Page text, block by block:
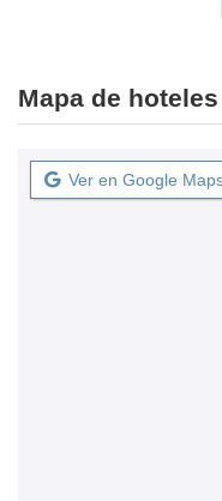
Mapa de
Ver en Google